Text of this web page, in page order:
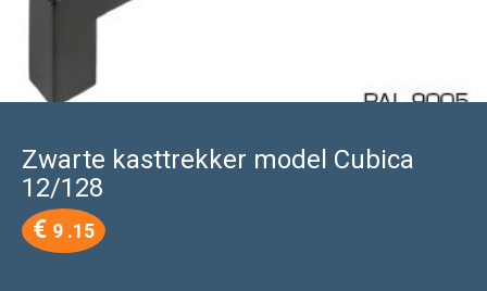
Zwarte kasttrekker model Cubica
12/128
€ 9 .15